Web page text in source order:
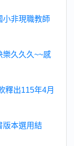
小非現職教師
樂久久久~~感
釋出115年4月
版本選用結